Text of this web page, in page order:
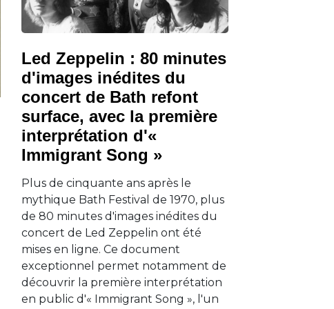
Led Zeppelin : 80 minutes
d'images inédites du
concert de Bath refont
surface, avec la première
interprétation d'«
Immigrant Song »
Plus de cinquante ans après le
mythique Bath Festival de 1970, plus
de 80 minutes d'images inédites du
concert de Led Zeppelin ont été
mises en ligne. Ce document
exceptionnel permet notamment de
découvrir la première interprétation
en public d'« Immigrant Song », l'un